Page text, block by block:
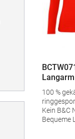
85%
Group SA
Mail:
100 %
Kein B&C
Bequeme Länge